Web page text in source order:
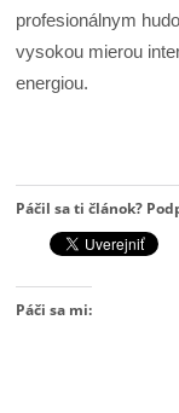
profesionálnym
vysokou mierou
energiou.
Páčil sa ti článok?
Páči sa mi: